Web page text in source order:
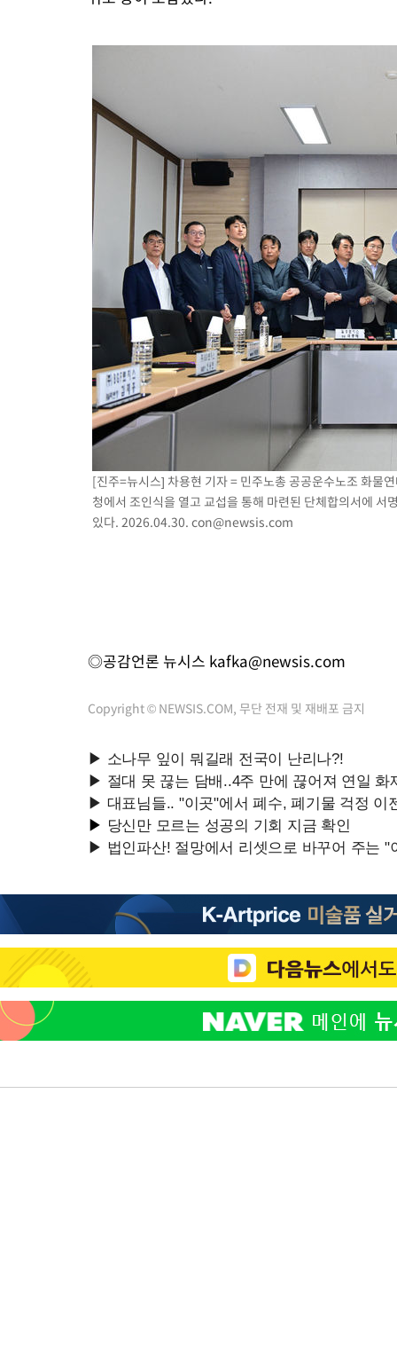
[진주=뉴시스] 차용현 기자 = 민주노총 공공운수노조 화물
청에서 조인식을 열고 교섭을 통해 마련된 단체합의서에
있다. 2026.04.30. con@newsis.com
◎공감언론 뉴시스 kafka@newsis.com
Copyright © NEWSIS.COM, 무단 전재 및 재배포 금지